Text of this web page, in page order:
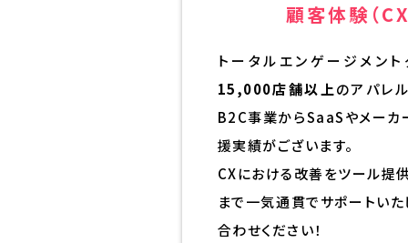
顧客体験（
トータルエンゲージメン
15,000店舗以上のアパレ
B2C事業からSaaSやメーカ
援実績がございます。
CXにおける改善をツール提
まで一気通貫でサポートい
合わせください！